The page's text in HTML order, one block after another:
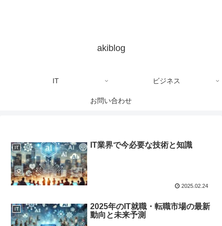
akiblog
IT ビジネス
お問い合わせ
IT IT業界で今必要な技術と知識
2025.02.24
IT
2025年のIT就職・転職市場の最新
動向と未来予測